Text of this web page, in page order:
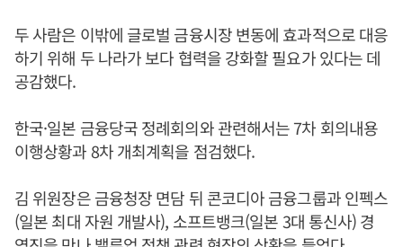
두 사람은 이밖에 글로벌 금융시장 변동에 효과적으로 대응
하기 위해 두 나라가 보다 협력을 강화할 필요가 있다는 데
공감했다.
한국·일본 금융당국 정례회의와 관련해서는 7차 회의내용
이행상황과 8차 개최계획을 점검했다.
김 위원장은 금융청장 면담 뒤 콘코디아 금융그룹과 인펙스
(일본 최대 자원 개발사), 소프트뱅크(일본 3대 통신사) 경